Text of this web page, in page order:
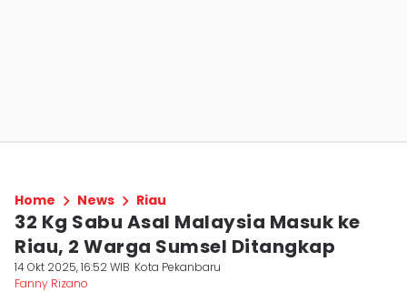
Home News Riau
32 Kg Sabu Asal Malaysia Masuk ke
Riau, 2 Warga Sumsel Ditangkap
14 Okt 2025, 16:52 WIB Kota Pekanbaru
Fanny Rizano